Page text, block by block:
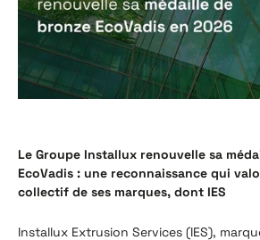
Le Groupe Installux renouvelle sa
EcoVadis : une reconnaissance qui
collectif de ses marques, dont IES
Installux Extrusion Services (IES),